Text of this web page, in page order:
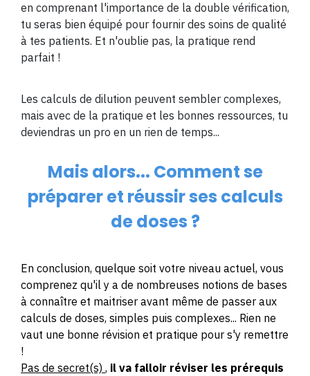
en comprenant l'importance de la double vérification,
tu seras bien équipé pour fournir des soins de qualité
à tes patients. Et n'oublie pas, la pratique rend
parfait !
Les calculs de dilution peuvent sembler complexes,
mais avec de la pratique et les bonnes ressources, tu
deviendras un pro en un rien de temps...
Mais alors... Comment se
préparer et réussir ses calculs
de doses ?
En conclusion, quelque soit votre niveau actuel, vous
comprenez qu'il y a de nombreuses notions de bases
à connaître et maitriser avant même de passer aux
calculs de doses, simples puis complexes... Rien ne
vaut une bonne révision et pratique pour s'y remettre
!
Pas de secret(s) , il va falloir réviser les prérequis